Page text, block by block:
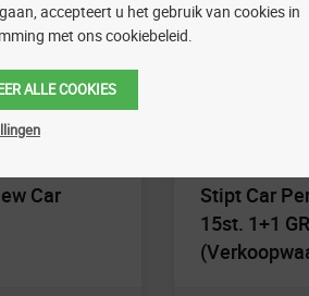
Car
Stipt Car
15st. 1+1
accepteert u het gebruik van cookies in
met ons cookiebeleid.
ALLE COOKIES